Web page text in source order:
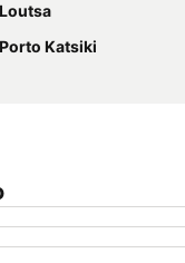
Loutsa
Porto Katsiki